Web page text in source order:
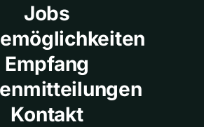
Jobs
Empfang
Kontakt